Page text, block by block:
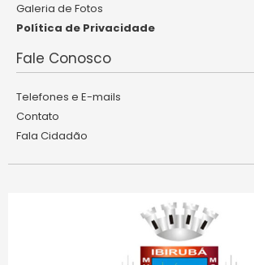
Galeria de Fotos
Política de Privacidade
Fale Conosco
Telefones e E-mails
Contato
Fala Cidadão